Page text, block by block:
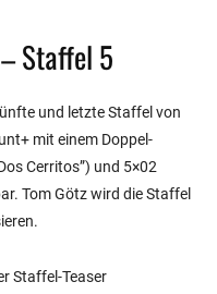
Staffel 5
und letzte Staffel von
mit einem Doppel-
Cerritos”) und 5×02
Tom Götz wird die Staffel
Staffel-Teaser